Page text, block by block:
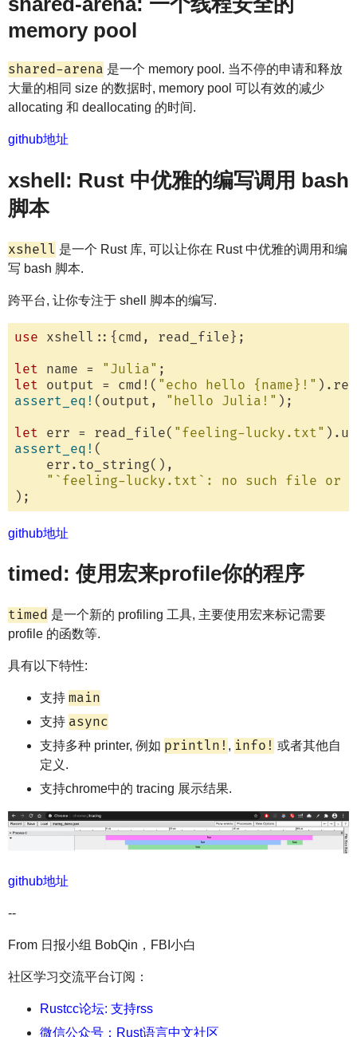
memory pool
shared-arena 是一个 memory pool. 当不停的申请和释放
大量的相同 size 的数据时, memory pool 可以有效的减少
allocating 和 deallocating 的时间.
github地址
xshell: Rust 中优雅的编写调用 bash
脚本
xshell 是一个 Rust 库, 可以让你在 Rust 中优雅的调用和编
写 bash 脚本.
跨平台, 让你专注于 shell 脚本的编写.
use xshell::{cmd, read_file};
let name = "Julia"
let output = cmd!( "echo hello {name}!"
assert_eq! (output, "hello Julia!" );
let err = read_file( "feeling-lucky.txt"
assert_eq! (
    err.to_string(),
"`feeling-lucky.txt`: no such file or
github地址
timed: 使用宏来profile你的程序
timed 是一个新的 profiling 工具, 主要使用宏来标记需要
profile 的函数等.
具有以下特性:
支持 main
支持 async
支持多种 printer, 例如 println! , info! 或者其他自
定义.
支持chrome中的 tracing 展示结果.
github地址
--
From 日报小组 BobQin，FBI小白
社区学习交流平台订阅：
Rustcc论坛: 支持rss
微信公众号：Rust语言中文社区